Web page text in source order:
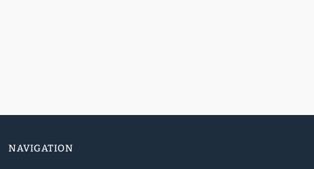
NAVIGATION